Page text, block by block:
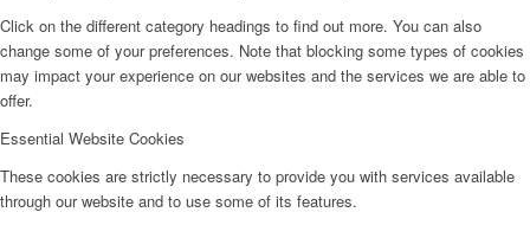
Click on the different category headings to find out more. You can also
change some of your preferences. Note that blocking some types of cookies
may impact your experience on our websites and the services we are able to
offer.
Essential Website Cookies
These cookies are strictly necessary to provide you with services available
through our website and to use some of its features.